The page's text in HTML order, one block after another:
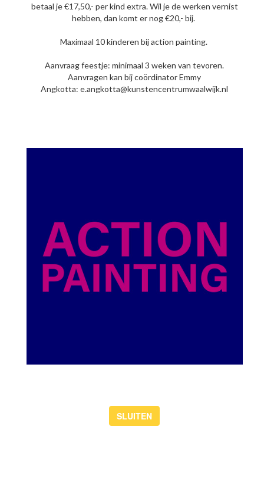
betaal je €17,50,- per kind extra. Wil je de werken vernist
hebben, dan komt er nog €20,- bij.
Maximaal 10 kinderen bij action painting.
Aanvraag feestje: minimaal 3 weken van tevoren.
Aanvragen kan bij coördinator Emmy
Angkotta: e.angkotta@kunstencentrumwaalwijk.nl
SLUITEN